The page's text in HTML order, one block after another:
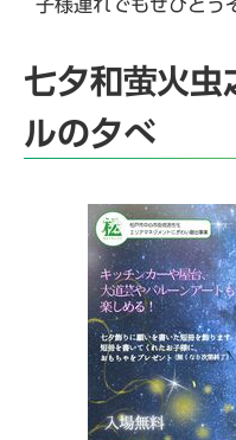
子様連れでもぜひどう
七夕和萤火
ルの夕べ